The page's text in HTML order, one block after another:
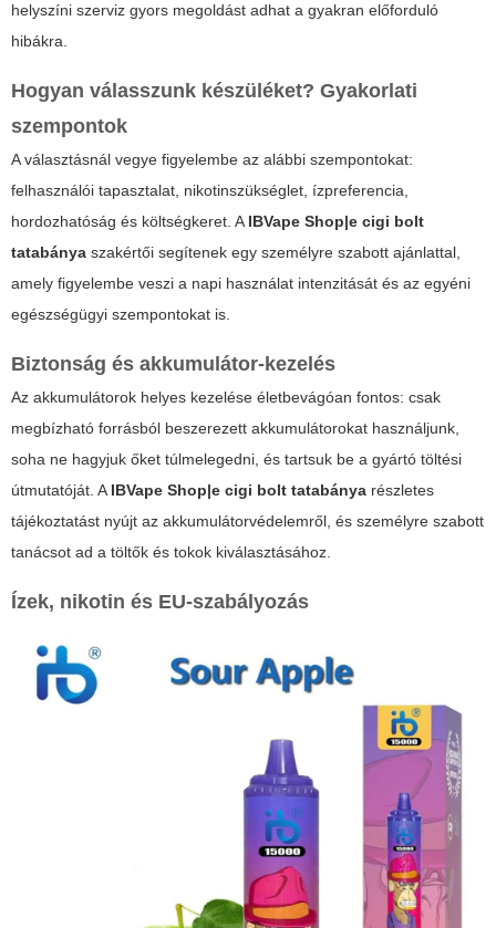
helyszíni szerviz gyors megoldást adhat a gyakran előforduló
hibákra.
Hogyan válasszunk készüléket? Gyakorlati
szempontok
A választásnál vegye figyelembe az alábbi szempontokat:
felhasználói tapasztalat, nikotinszükséglet, ízpreferencia,
hordozhatóság és költségkeret. AIBVape Shop|e cigi bolt
tatabánya szakértői segítenek egy személyre szabott ajánlattal,
amely figyelembe veszi a napi használat intenzitását és az egyéni
egészségügyi szempontokat is.
Biztonság és akkumulátor-kezelés
Az akkumulátorok helyes kezelése életbevágóan fontos: csak
megbízható forrásból beszerezett akkumulátorokat használjunk,
soha ne hagyjuk őket túlmelegedni, és tartsuk be a gyártó töltési
útmutatóját. AIBVape Shop|e cigi bolt tatabánya részletes
tájékoztatást nyújt az akkumulátorvédelemről, és személyre szabott
tanácsot ad a töltők és tokok kiválasztásához.
Ízek, nikotin és EU-szabályozás